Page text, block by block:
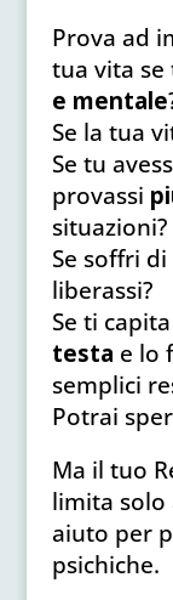
Prova ad
tua vita se
e mentale
Se la tua
Se tu
provassi
situazioni?
Se soffri di
liberassi?
Se ti
testa e lo
semplici
Potrai
Ma il tuo
limita solo
aiuto per
psichiche.